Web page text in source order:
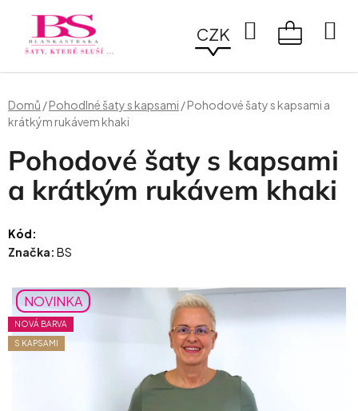
obsah
CZK
Hledat
Domů /Pohodlné šaty s kapsami /Pohodové šaty s kapsami a
krátkým rukávem khaki
Pohodové šaty s kapsami
a krátkým rukávem khaki
Kód:
Značka: BS
NOVINKA
NOVÁ BARVA
S KAPSAMI